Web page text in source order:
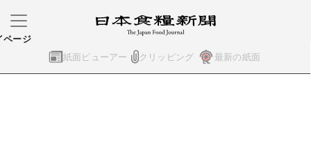
紙面ビューアー クリッピング 最新の紙面
ページ